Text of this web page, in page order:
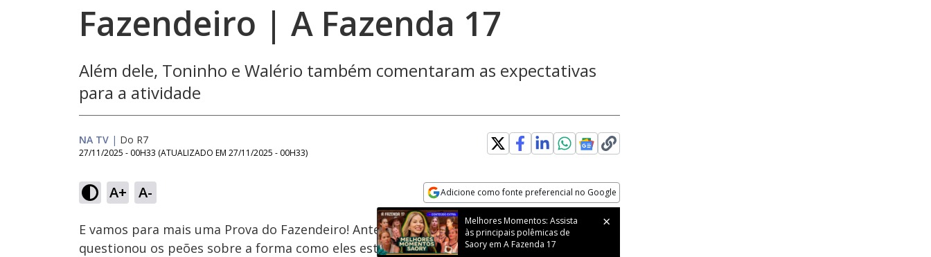
Fazendeiro | A Fazenda 17
Além dele, Toninho e Walério também comentaram as expectativas
para a atividade
NA TV | Do R7
27/11/2025 - 00H33 (ATUALIZADO EM 27/11/2025 - 00H33)
A+ A- Adicione como fonte preferencial no Google
Opens in new window
Melhores Momentos: Assista
às principais polêmicas de
Saory em A Fazenda 17
Ativar
Som
Velocidade
E vamos para mais uma Prova do Fazendeiro! Antes do início da atividade, Galisteu
questionou os peões sobre a forma como eles estão se sentindo. Mesquita, que já venceu